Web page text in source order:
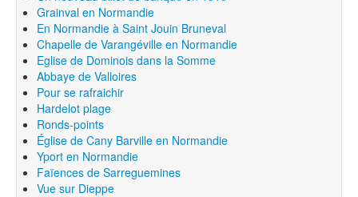
Grainval en Normandie
En Normandie à Saint Jouin Bruneval
Chapelle de Varangéville en Normandie
Eglise de Dominois dans la Somme
Abbaye de Valloires
Pour se rafraichir
Hardelot plage
Ronds-points
Église de Cany Barville en Normandie
Yport en Normandie
Faïences de Sarreguemines
Vue sur Dieppe